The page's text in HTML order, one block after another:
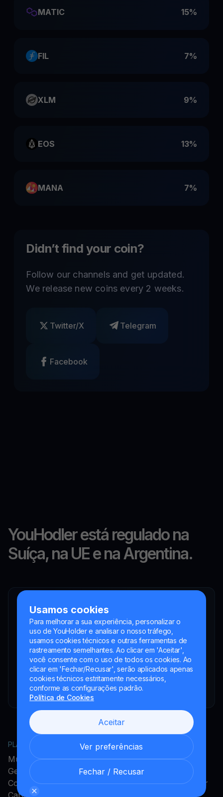
Usamos cookies
Para melhorar a sua experiência, personalizar o
uso de YouHolder e analisar o nosso tráfego,
usamos cookies técnicos e outras ferramentas de
rastreamento semelhantes. Ao clicar em 'Aceitar',
você consente com o uso de todos os cookies. Ao
clicar em 'Fechar/Recusar', serão aplicados apenas
cookies técnicos estritamente necessários,
conforme as configurações padrão.
Política de Cookies
Aceitar
Ver preferências
Fechar / Recusar
MATIC 15%
FIL 7%
XLM 9%
EOS 13%
MANA 7%
Didn’t find your coin?
Follow our channels and get updated.
We release new coins every 2 weeks.
Twitter/X Telegram
Facebook
YouHodler está regulado na
Suíça, na UE e na Argentina.
YouHodler SA
YouHodler Italy S.R.L.
Registered as a VASP with the OAM
YouHodler SA
Registrada como VASP no Banco de España
YouHodler SA Sucursal na Argentina.
Registrada como VASP junto à CNV.
PLATAFORMA
MultiHODL
Get Cash
Conversão
EMPRESA
Acerca do YouHodler
Programa de Afiliados
Programa de Embaixador